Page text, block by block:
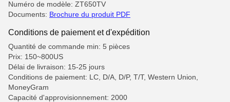
Numéro de modèle: ZT650TV
Documents: Brochure du produit PDF
Conditions de paiement et d'expédition
Quantité de commande min: 5 pièces
Prix: 150~800US
Délai de livraison: 15-25 jours
Conditions de paiement: LC, D/A, D/P, T/T, Western Union,
MoneyGram
Capacité d'approvisionnement: 2000